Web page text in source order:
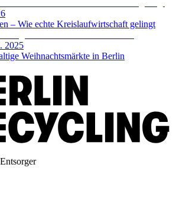
– Wie echte Kreislaufwirtschaft gelingt
2025
Weihnachtsmärkte in Berlin